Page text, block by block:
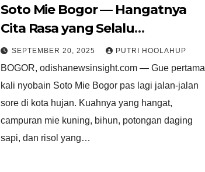
Soto Mie Bogor — Hangatnya
Cita Rasa yang Selalu
Dirindukan
SEPTEMBER 20, 2025 PUTRI HOOLAHUP
BOGOR, odishanewsinsight.com — Gue pertama
kali nyobain Soto Mie Bogor pas lagi jalan-jalan
sore di kota hujan. Kuahnya yang hangat,
campuran mie kuning, bihun, potongan daging
sapi, dan risol yang…